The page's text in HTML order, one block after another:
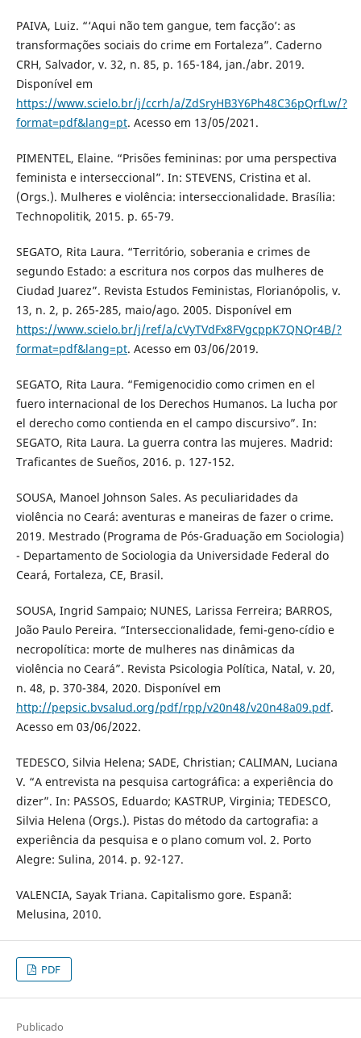
PAIVA, Luiz. “‘Aqui não tem gangue, tem facção’: as
transformações sociais do crime em Fortaleza”. Caderno
CRH, Salvador, v. 32, n. 85, p. 165-184, jan./abr. 2019.
Disponível em
https://www.scielo.br/j/ccrh/a/ZdSryHB3Y6Ph48C36pQrfLw/?
format=pdf&lang=pt. Acesso em 13/05/2021.
PIMENTEL, Elaine. “Prisões femininas: por uma perspectiva
feminista e interseccional”. In: STEVENS, Cristina et al.
(Orgs.). Mulheres e violência: interseccionalidade. Brasília:
Technopolitik, 2015. p. 65-79.
SEGATO, Rita Laura. “Território, soberania e crimes de
segundo Estado: a escritura nos corpos das mulheres de
Ciudad Juarez”. Revista Estudos Feministas, Florianópolis, v.
13, n. 2, p. 265-285, maio/ago. 2005. Disponível em
https://www.scielo.br/j/ref/a/cVyTVdFx8FVgcppK7QNQr4B/?
format=pdf&lang=pt. Acesso em 03/06/2019.
SEGATO, Rita Laura. “Femigenocidio como crimen en el
fuero internacional de los Derechos Humanos. La lucha por
el derecho como contienda en el campo discursivo”. In:
SEGATO, Rita Laura. La guerra contra las mujeres. Madrid:
Traficantes de Sueños, 2016. p. 127-152.
SOUSA, Manoel Johnson Sales. As peculiaridades da
violência no Ceará: aventuras e maneiras de fazer o crime.
2019. Mestrado (Programa de Pós-Graduação em Sociologia)
- Departamento de Sociologia da Universidade Federal do
Ceará, Fortaleza, CE, Brasil.
SOUSA, Ingrid Sampaio; NUNES, Larissa Ferreira; BARROS,
João Paulo Pereira. “Interseccionalidade, femi-geno-cídio e
necropolítica: morte de mulheres nas dinâmicas da
violência no Ceará”. Revista Psicologia Política, Natal, v. 20,
n. 48, p. 370-384, 2020. Disponível em
http://pepsic.bvsalud.org/pdf/rpp/v20n48/v20n48a09.pdf.
Acesso em 03/06/2022.
TEDESCO, Silvia Helena; SADE, Christian; CALIMAN, Luciana
V. “A entrevista na pesquisa cartográfica: a experiência do
dizer”. In: PASSOS, Eduardo; KASTRUP, Virginia; TEDESCO,
Silvia Helena (Orgs.). Pistas do método da cartografia: a
experiência da pesquisa e o plano comum vol. 2. Porto
Alegre: Sulina, 2014. p. 92-127.
VALENCIA, Sayak Triana. Capitalismo gore. Espanã:
Melusina, 2010.
PDF
Publicado